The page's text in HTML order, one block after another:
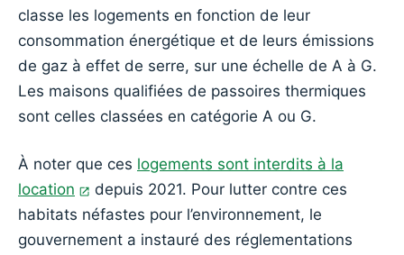
classe les logements en fonction de leur
consommation énergétique et de leurs émissions
de gaz à effet de serre, sur une échelle de A à G.
Les maisons qualifiées de passoires thermiques
sont celles classées en catégorie A ou G.
À noter que ces logements sont interdits à la
location
depuis 2021. Pour lutter contre ces
habitats néfastes pour l’environnement, le
gouvernement a instauré des réglementations